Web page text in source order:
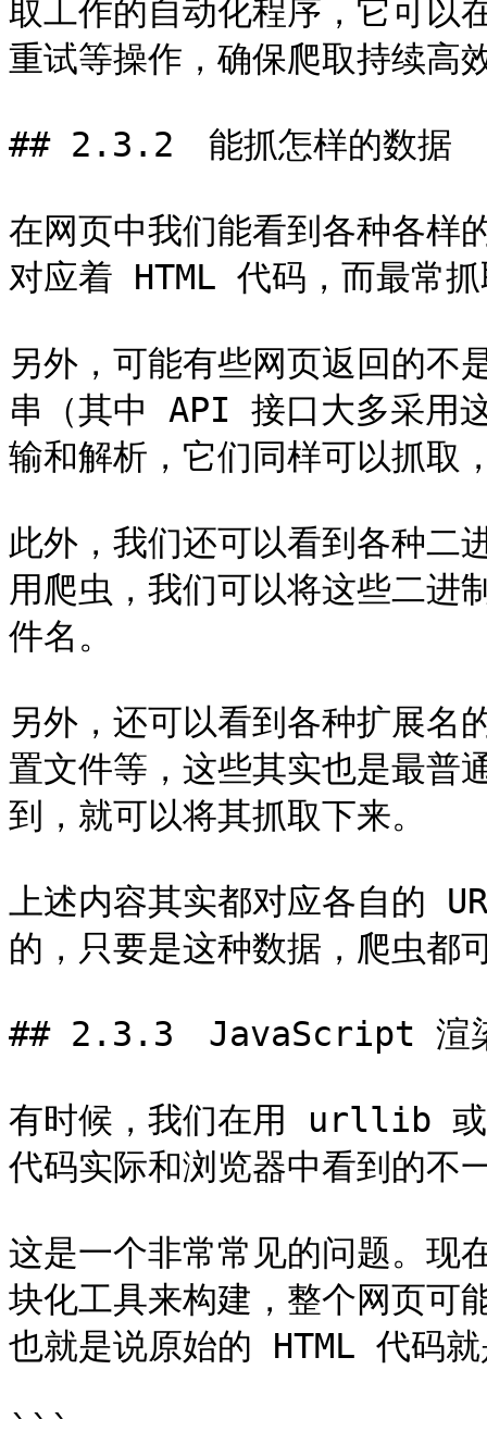
取工作的自动化程序，它可以
重试等操作，确保爬取持续高
## 2.3.2　能抓怎样的数据
在网页中我们能看到各种各样
对应着 HTML 代码，而最常
另外，可能有些网页返回的
串（其中 API 接口大多采用
输和解析，它们同样可以抓取
此外，我们还可以看到各种二
用爬虫，我们可以将这些二进
件名。
另外，还可以看到各种扩展
置文件等，这些其实也是最普
到，就可以将其抓取下来。
上述内容其实都对应各自的
的，只要是这种数据，爬虫都
## 2.3.3　JavaScript 渲
有时候，我们在用 urllib
代码实际和浏览器中看到的不
这是一个非常常见的问题。
块化工具来构建，整个网页
也就是说原始的 HTML 代码